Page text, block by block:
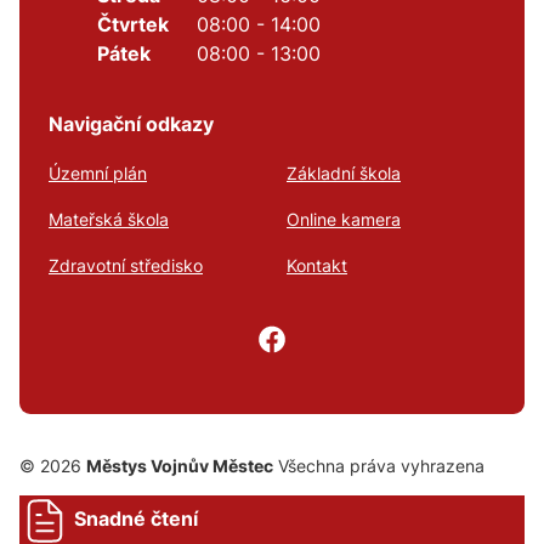
Čtvrtek
08:00 - 14:00
Pátek
08:00 - 13:00
Navigační odkazy
Územní plán Základní škola
Mateřská škola Online kamera
Zdravotní středisko Kontakt
© 2026 Městys Vojnův Městec Všechna práva vyhrazena
Snadné čtení